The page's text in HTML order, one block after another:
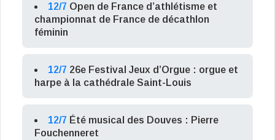
12/7 Open de France d’athlétisme et
championnat de France de décathlon
féminin
12/7 26e Festival Jeux d’Orgue : orgue et
harpe à la cathédrale Saint-Louis
12/7 Été musical des Douves : Pierre
Fouchenneret